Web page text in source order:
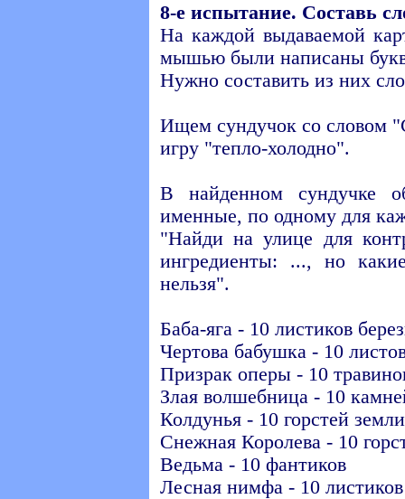
8-е испытание. Составь
На каждой выдаваемой
мышью были написаны
Нужно составить из них
Ищем сундучок со словом
игру "тепло-холодно".
В найденном сундучке
именные, по одному для
"Найди на улице для
ингредиенты: ..., но
нельзя".
Баба-яга - 10 листиков
Чертова бабушка - 10
Призрак оперы - 10
Злая волшебница - 10
Колдунья - 10 горстей земли
Снежная Королева - 10
Ведьма - 10 фантиков
Лесная нимфа - 10